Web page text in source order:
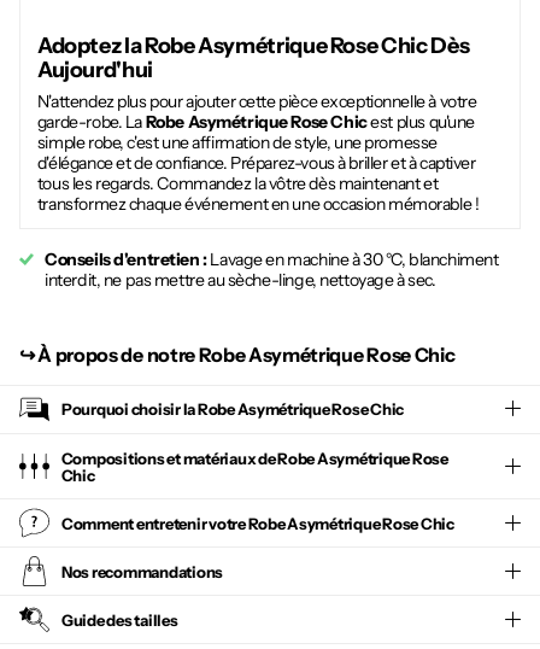
Adoptez laRobe Asymétrique Rose ChicDès
Aujourd'hui
N'attendez plus pour ajouter cette pièce exceptionnelle à votre
garde-robe. LaRobe Asymétrique Rose Chicest plus qu'une
simple robe, c'est une affirmation de style, une promesse
d'élégance et de confiance. Préparez-vous à briller et à captiver
tous les regards. Commandez la vôtre dès maintenant et
transformez chaque événement en une occasion mémorable !
Conseils d'entretien :Lavage en machine à 30 °C, blanchiment
interdit, ne pas mettre au sèche-linge, nettoyage à sec.
↪︎À propos de notre Robe Asymétrique Rose Chic
Pourquoi choisir laRobe Asymétrique Rose Chic
Compositions et matériaux de Robe Asymétrique Rose
Chic
Comment entretenir votreRobe Asymétrique Rose Chic
Nos recommandations
Guide des tailles